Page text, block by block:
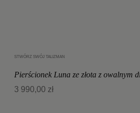
STWÓRZ SWÓJ TALIZMAN
Pierścionek Luna ze złota z owalnym
3 990,00 zł